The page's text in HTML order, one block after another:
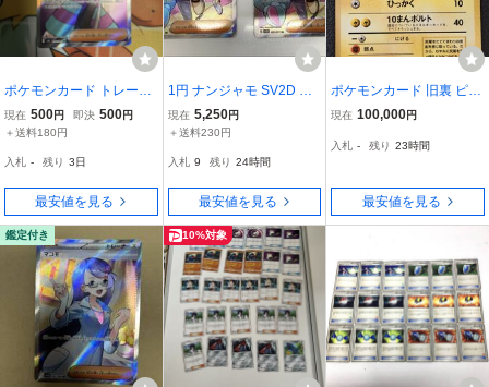
ポケモンカード トレーナ
ーズ ホミカの演奏 SR
現在 500円 即決 500円
＋送料180円
入札 - 残り 3日
最安値を見る
1円 ナンジャモ SV2D ポ
ケカ ポケモンカード SR s
r ポケモンカードゲーム
トレーナーズトレカ No.0
7-048-004
現在 5,250円
＋送料230円
入札 9 残り 24時間
最安値を見る
ポケモンカード 旧裏 ピカ
チュウ ポケモンカードト
ード ポケモンスナップ
ク】
現在 100,000円
入札 - 残り 23時間
最安値を見る
鑑定付き 10%対象